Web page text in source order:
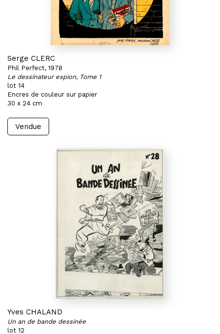
Serge CLERC
Phil Perfect, 1978
Le dessinateur espion, Tome 1
lot 14
Encres de couleur sur papier
30 x 24 cm
Vendue
Yves CHALAND
Un an de bande dessinée
lot 12